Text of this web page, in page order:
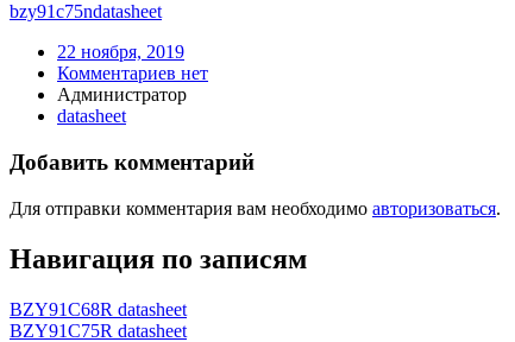
bzy91c75ndatasheet
22 ноября, 2019
Комментариев нет
Администратор
datasheet
Добавить комментарий
Для отправки комментария вам необходимо авторизоваться.
Навигация по записям
BZY91C68R datasheet
BZY91C75R datasheet